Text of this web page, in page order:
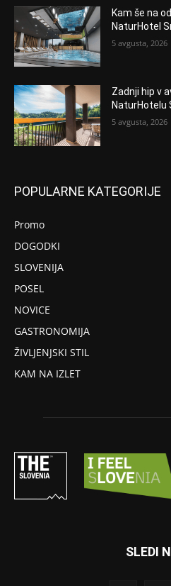
Kam še na
NaturHotel
5 avgusta, 2026
Zadnji hip v
NaturHotelu
5 avgusta, 2026
POPULARNE KATEGORIJE
Promo
DOGODKI
SLOVENIJA
POSEL
NOVICE
GASTRONOMIJA
ŽIVLJENJSKI STIL
KAM NA IZLET
SLEDI